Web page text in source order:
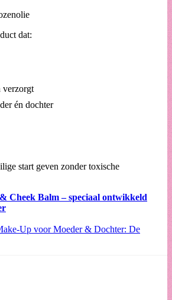
dat:
én dochter
start geven zonder toxische
Cheek Balm – speciaal ontwikkeld
Up voor Moeder & Dochter: De